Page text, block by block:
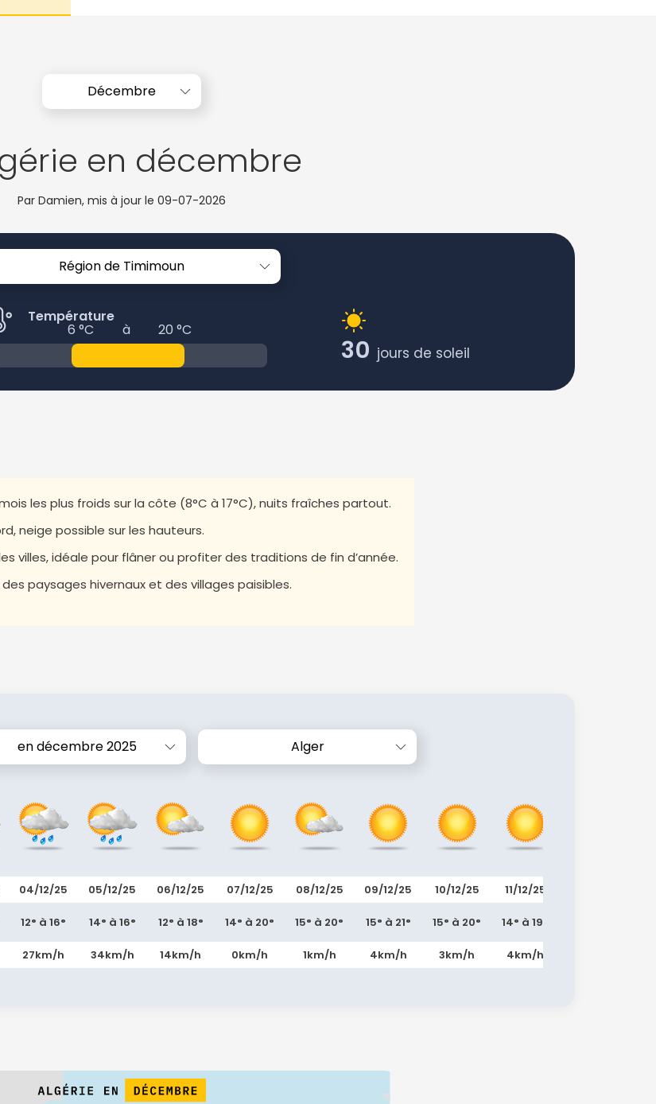
Décembre
en décembre
Par Damien, mis à jour le 09-07-2026
Région de Timimoun
Température
6 °C à 20 °C
30 jours de soleil
les plus froids sur la côte (8°C à 17°C), nuits fraîches partout.
neige possible sur les hauteurs.
villes, idéale pour flâner ou profiter des traditions de fin d’année.
paysages hivernaux et des villages paisibles.
en décembre 2025 Alger
04/12/25
12° à 16°
27km/h
05/12/25
14° à 16°
34km/h
06/12/25
12° à 18°
14km/h
07/12/25
14° à 20°
0km/h
08/12/25
15° à 20°
1km/h
09/12/25
15° à 21°
4km/h
10/12/25
15° à 20°
3km/h
11/12/25
14° à 19°
4km/h